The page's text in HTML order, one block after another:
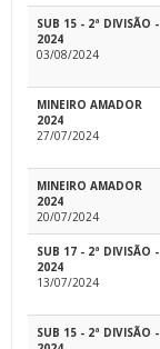
SUB 15 - 2ª DIVISÃO -
2024
03/08/2024
MINEIRO AMADOR
2024
27/07/2024
MINEIRO AMADOR
2024
20/07/2024
SUB 17 - 2ª DIVISÃO -
2024
13/07/2024
SUB 15 - 2ª DIVISÃO -